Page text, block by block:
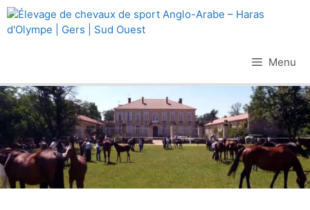
Aller
au
Menu